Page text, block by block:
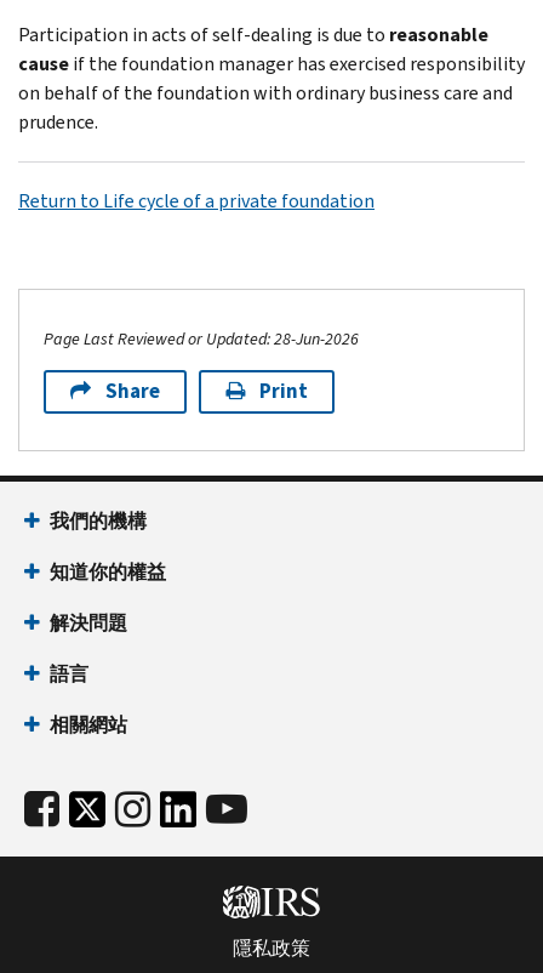
Participation in acts of self-dealing is due to reasonable
causeif the foundation manager has exercised responsibility
on behalf of the foundation with ordinary business care and
prudence.
Return to Life cycle of a private foundation
Page Last Reviewed or Updated: 28-Jun-2026
Share Print
我們的機構
知道你的權益
解決問題
語言
相關網站
隱私政策